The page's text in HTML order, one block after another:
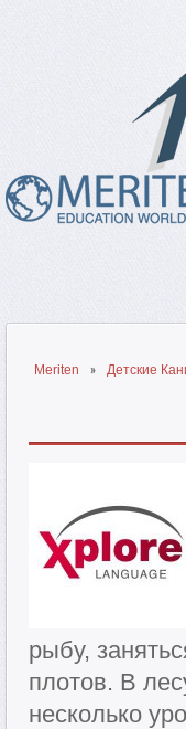
Meriten Детские
рыбу,
плотов. В
несколько